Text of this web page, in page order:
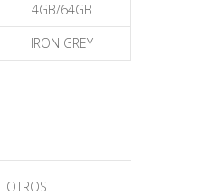
4GB/64GB
IRON GREY
OTROS